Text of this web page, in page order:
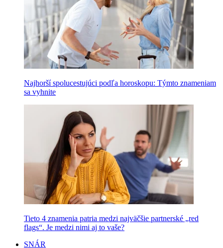
Najhorší spolucestujúci podľa horoskopu: Týmto znameniam
sa vyhnite
Tieto 4 znamenia patria medzi najväčšie partnerské „red
flags“. Je medzi nimi aj to vaše?
SNÁR